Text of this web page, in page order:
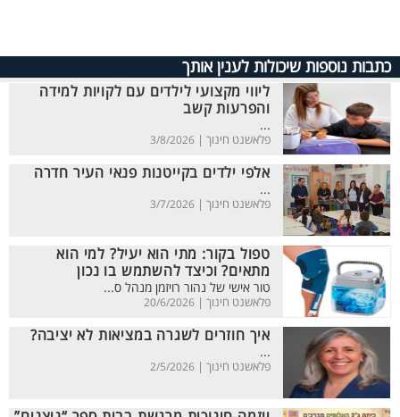
כתבות נוספות שיכולות לענין אותך
ליווי מקצועי לילדים עם לקויות למידה
והפרעות קשב
...
פלאשנט חינוך | 3/8/2026
אלפי ילדים בקייטנות פנאי העיר חדרה
...
פלאשנט חינוך | 3/7/2026
טפול בקור: מתי הוא יעיל? למי הוא
מתאים? וכיצד להשתמש בו נכון
טור אישי של נהור רויזמן מנהל ס...
פלאשנט חינוך | 20/6/2026
איך חוזרים לשגרה במציאות לא יציבה?
...
פלאשנט חינוך | 2/5/2026